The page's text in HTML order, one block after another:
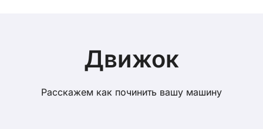
Движок
Расскажем как починить вашу машину